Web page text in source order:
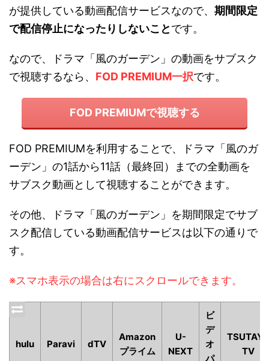
が提供している動画配信サービスなので、 期間限定
で配信停止になったりしないことです。
なので、ドラマ「風のガーデン」の動画をサブスク
で視聴するなら、 FOD PREMIUM一択です。
FOD PREMIUMで視聴する
FOD PREMIUMを利用することで、ドラマ「風のガ
ーデン」の1話から11話（最終回）までの全動画を
サブスク動画として視聴することができます。
その他、ドラマ「風のガーデン」を期間限定でサブ
スク配信している動画配信サービスは以下の通りで
す。
※スマホ表示の場合は右にスクロールできます。
hulu Paravi dTV
Amazon
プライム
U-
NEXT
ビ
デ
オ
パ
TSUTAYA
TV